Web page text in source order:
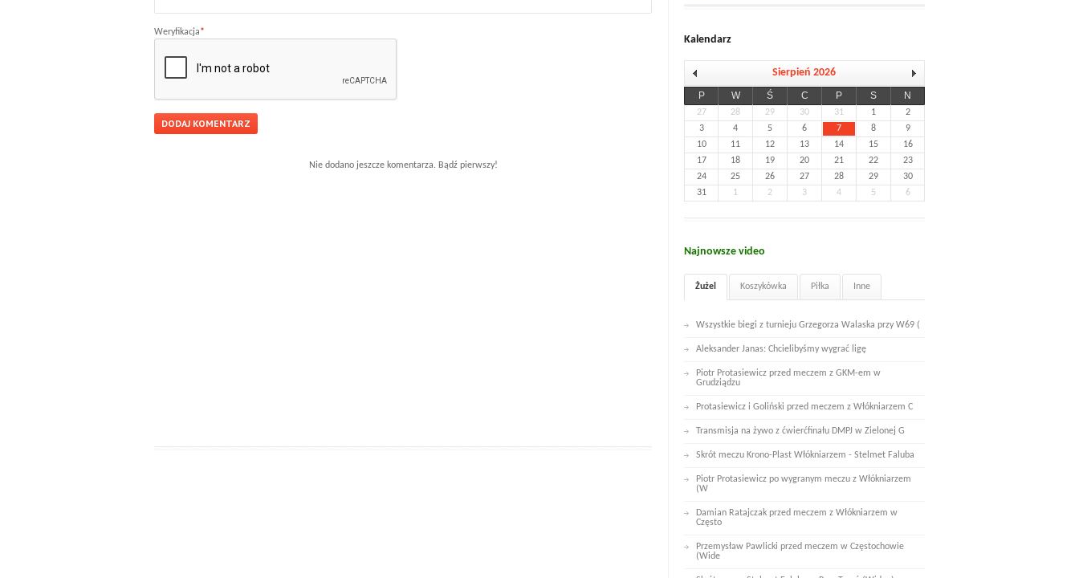
Weryfikacja*
Nie dodano jeszcze komentarza. Bądź pierwszy!
Kalendarz
Sierpień 2026
P W Ś C P S N
27 28 29 30 31 1
2
3
4 5 6 7 8
9
10
11 12 13 14 15
16
17
18 19 20 21 22
23
24
25 26 27 28 29
30
31
1 2 3 4 5 6
Najnowsze video
Żużel Koszykówka Piłka Inne
Wszystkie biegi z turnieju Grzegorza Walaska przy W69 (
Aleksander Janas: Chcielibyśmy wygrać ligę
Piotr Protasiewicz przed meczem z GKM-em w
Grudziądzu
Protasiewicz i Goliński przed meczem z Włókniarzem C
Transmisja na żywo z ćwierćfinału DMPJ w Zielonej G
Skrót meczu Krono-Plast Włókniarzem - Stelmet Faluba
Piotr Protasiewicz po wygranym meczu z Włókniarzem
(W
Damian Ratajczak przed meczem z Włókniarzem w
Często
Przemysław Pawlicki przed meczem w Częstochowie
(Wide